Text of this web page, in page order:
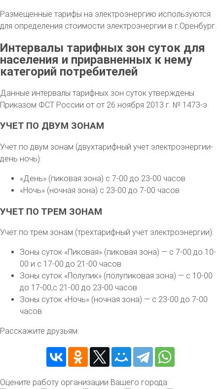
Размещенные тарифы на электроэнергию используются
для определения стоимости электроэнергии в г.Оренбург.
Интервалы тарифных зон суток для
населения и приравненных к нему
категорий потребителей
Данные интервалы тарифных зон суток утверждены
Приказом ФСТ России от от 26 ноября 2013 г. № 1473-э
УЧЕТ ПО ДВУМ ЗОНАМ
Учет по двум зонам (двухтарифный учет электроэнергии-
день ночь):
«День» (пиковая зона) с 7-00 до 23-00 часов
«Ночь» (ночная зона) с 23-00 до 7-00 часов
УЧЕТ ПО ТРЕМ ЗОНАМ
Учет по трем зонам (трехтарифный учет электроэнергии):
Зоны суток «Пиковая» (пиковая зона) — с 7-00 до 10-
00 и с 17-00 до 21-00 часов
Зоны суток «Полупик» (полупиковая зона) — с 10-00
до 17-00,с 21-00 до 23-00 часов
Зоны суток «Ночь» (ночная зона) — с 23-00 до 7-00
часов
Расскажите друзьям:
Оцените работу организации Вашего города: